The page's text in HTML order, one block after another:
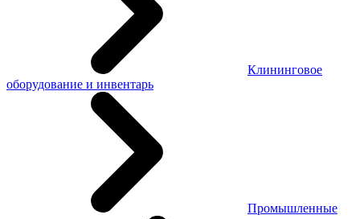
Клининговое
оборудование и инвентарь
Промышленные